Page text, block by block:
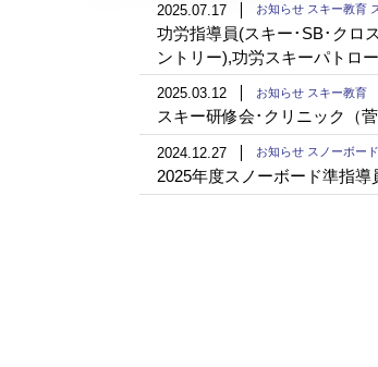
2025.07.17 お知らせ スキー教育
功労指導員(スキー･SB･クロ
ントリー),功労スキーパトロ
2025.03.12 お知らせ スキー教育
スキー研修会･クリニック（
2024.12.27 お知らせ スノーボー
2025年度スノーボード準指